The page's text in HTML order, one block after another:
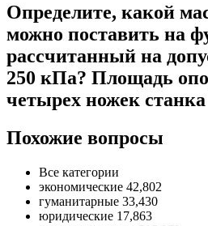
Определите, какой
можно поставить на
рассчитанный на
250 кПа? Площадь
четырех ножек станка
Похожие вопросы
Все категории
экономические 42,802
гуманитарные 33,430
юридические 17,863